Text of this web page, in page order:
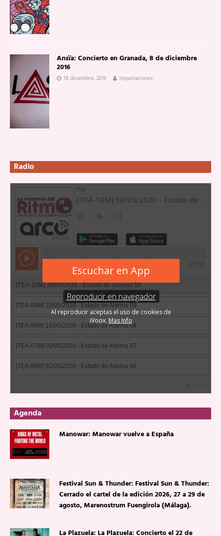
Ansïa: Concierto en Granada, 8 de diciembre
2016
18 diciembre, 2016 importaciones
Radio
Agenda
Manowar: Manowar vuelve a España
Festival Sun & Thunder: Festival Sun & Thunder:
Cerrado el cartel de la edición 2026, 27 a 29 de
agosto, Marenostrum Fuengirola (Málaga).
La Plazuela: La Plazuela: Concierto el 22 de